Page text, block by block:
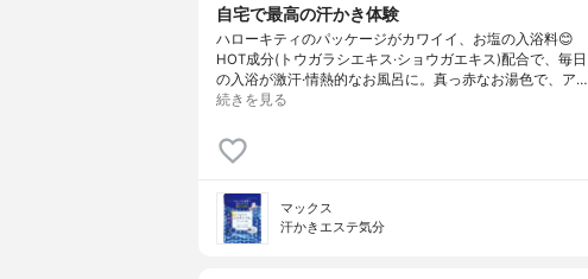
自宅で最高の汗かき体験
ハローキティのパッケージがカワイイ、お塩の入浴料😊
HOT成分(トウガラシエキス·ショウガエキス)配合で、毎日
の入浴が激汗·情熱的なお風呂に。真っ赤なお湯色で、ア…
続きを見る
マックス
汗かきエステ気分